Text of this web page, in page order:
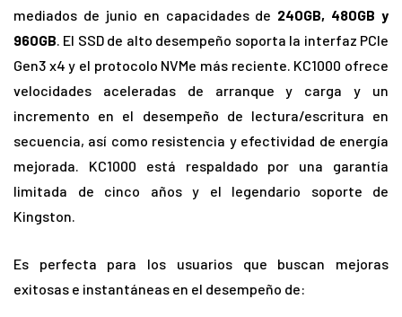
mediados de junio en capacidades de 240GB, 480GB y
960GB. El SSD de alto desempeño soporta la interfaz PCIe
Gen3 x4 y el protocolo NVMe más reciente. KC1000 ofrece
velocidades aceleradas de arranque y carga y un
incremento en el desempeño de lectura/escritura en
secuencia, así como resistencia y efectividad de energía
mejorada. KC1000 está respaldado por una garantía
limitada de cinco años y el legendario soporte de
Kingston.
Es perfecta para los usuarios que buscan mejoras
exitosas e instantáneas en el desempeño de: